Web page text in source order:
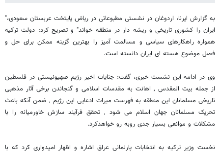
به گزارش ایرنا، اردوغان در نشستی مطبوعاتی در ریاض پایتخت عربستان سعودی،"
ایران را کشوری تاریخی و ریشه دار در منطقه خواند" و تصریح کرد: دولت ترکیه
همواره راهکارهای سیاسی و مسالمت آمیز را بهترین گزینه ممکن برای حل و
فصل موضوع هسته ای ایران دانسته است.
وی در ادامه این نشست خبری، گفت: جنایات اخیر رژیم صهیونیستی در فلسطین
از جمله بیت المقدس , اهانت به مقدسات اسلامی و گنجاندن برخی آثار مذهبی
تاریخی مسلمانان این منطقه به فهرست میراث ادعایی این رژیم , ضمن آنکه باعث
تحریک مسلمانان جهان اسلام می شود , تحقق فرآیند سازش خاورمیانه را با
مشکلات و موانعی بسیار جدی روبه رو خواهدکرد.
نخست وزیر ترکیه به انتخابات پارلمانی عراق اشاره و اظهار امیدواری کرد که با